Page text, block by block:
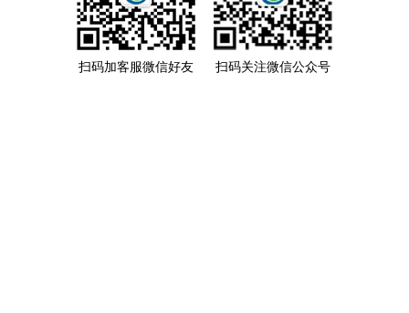
扫码加客服微信好友 扫码关注微信公众号